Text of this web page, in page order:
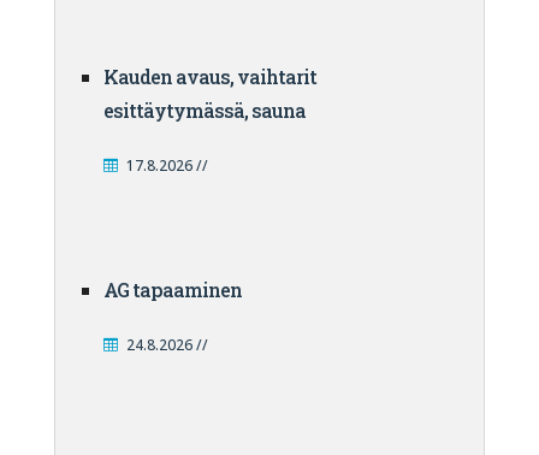
Kauden avaus, vaihtarit
esittäytymässä, sauna
17.8.2026 //
AG tapaaminen
24.8.2026 //